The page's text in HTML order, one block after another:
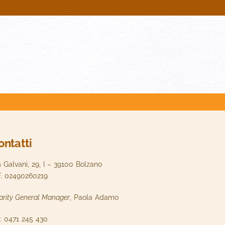
Galvani, 29, I – 39100 Bolzano
02490260219
General Manager , Paola Adamo
0471 245 430